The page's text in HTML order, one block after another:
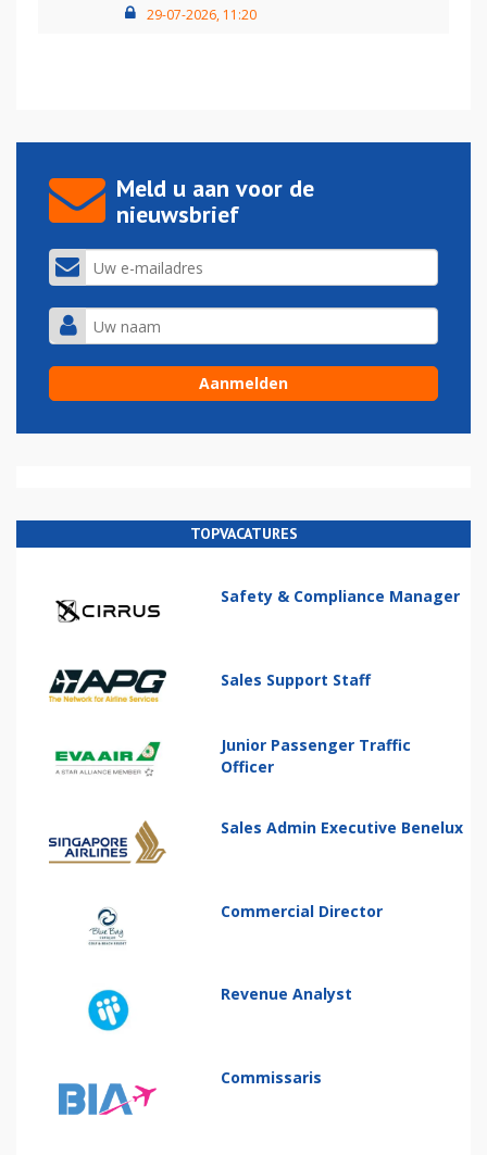
29-07-2026, 11:20
Meld u aan voor de
nieuwsbrief
TOPVACATURES
Safety & Compliance Manager
Sales Support Staff
Junior Passenger Traffic
Officer
Sales Admin Executive Benelux
Commercial Director
Revenue Analyst
Commissaris